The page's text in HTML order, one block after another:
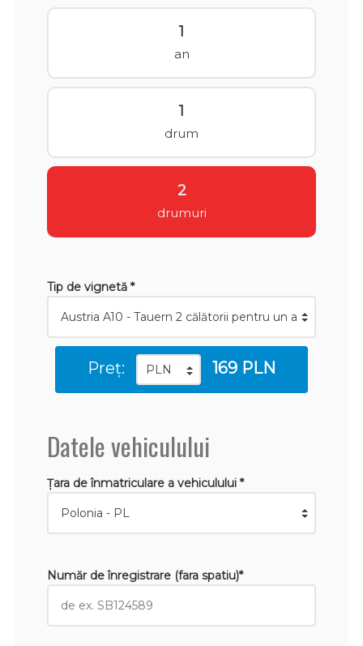
1
an
1
drum
2
drumuri
Tip de vignetă *
Preț: 169 PLN
Datele vehiculului
Țara de înmatriculare a vehiculului *
Număr de înregistrare (fara spatiu)*